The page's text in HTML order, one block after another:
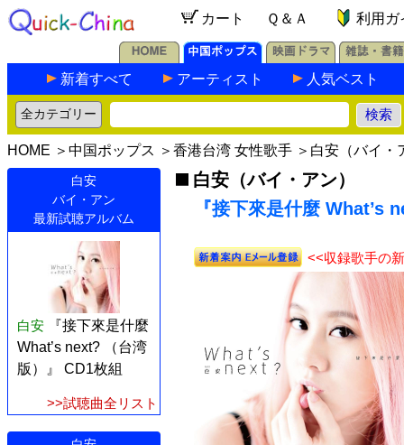
カート Ｑ＆Ａ 利用ガ
新着すべて アーティスト 人気ベスト
HOME ＞ 中国ポップス ＞ 香港台湾 女性歌手 ＞ 白安（バイ・
白安
バイ・アン
最新試聴アルバム
白安
『接下來是什麼
What’s next? （台湾
版）』 CD1枚組
>>試聴曲全リスト
白安（バイ・アン）
『接下來是什麼 What’s
<<収録歌手の